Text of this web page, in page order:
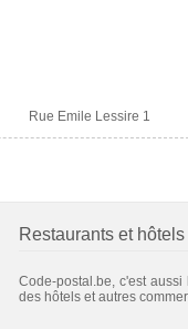
Rue Emile Lessire 1
Restaurants et hôtels
Code-postal.be, c'est aussi
des hôtels et autres